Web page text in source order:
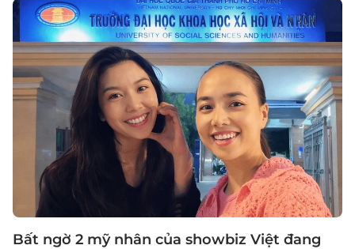
Bất ngờ 2 mỹ nhân của showbiz Việt đang